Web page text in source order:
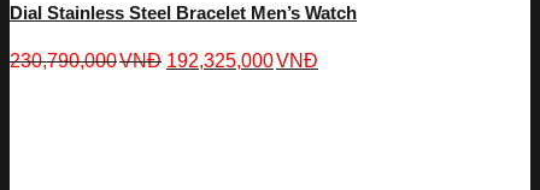
Dial Stainless Steel Bracelet Men’s Watch
230,790,000VNĐ 192,325,000VNĐ